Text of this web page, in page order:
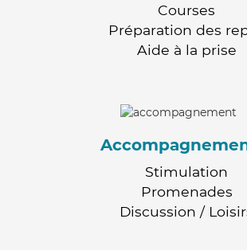
Courses
Préparation des
Aide à la prise
Stimulation
Promenades
Discussion /